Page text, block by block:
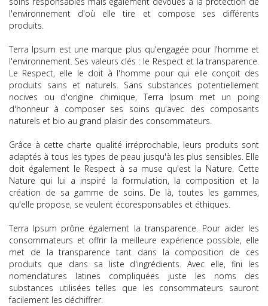
l'environnement d'où elle tire et compose ses différents
produits.
Terra Ipsum est une marque plus qu'engagée pour l'homme et
l'environnement. Ses valeurs clés : le Respect et la transparence.
Le Respect, elle le doit à l'homme pour qui elle conçoit des
produits sains et naturels. Sans substances potentiellement
nocives ou d'origine chimique, Terra Ipsum met un poing
d'honneur à composer ses soins qu'avec des composants
naturels et bio au grand plaisir des consommateurs.
Grâce à cette charte qualité irréprochable, leurs produits sont
adaptés à tous les types de peau jusqu'à les plus sensibles. Elle
doit également le Respect à sa muse qu'est la Nature. Cette
Nature qui lui a inspiré la formulation, la composition et la
création de sa gamme de soins. De là, toutes les gammes,
qu'elle propose, se veulent écoresponsables et éthiques.
Terra Ipsum prône également la transparence. Pour aider les
consommateurs et offrir la meilleure expérience possible, elle
met de la transparence tant dans la composition de ces
produits que dans sa liste d'ingrédients. Avec elle, fini les
nomenclatures latines compliquées juste les noms des
substances utilisées telles que les consommateurs sauront
facilement les déchiffrer.